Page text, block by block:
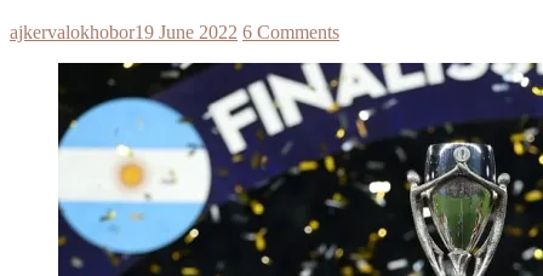
ajkervalokhobor19 June 2022 6 Comments